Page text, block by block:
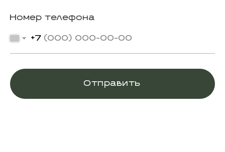
Номер телефона
+7
Отправить